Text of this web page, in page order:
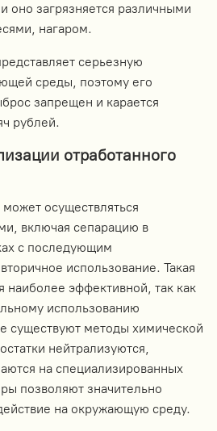
оно загрязняется различными
нагаром.
серьезную
среды, поэтому его
запрещен и карается
рублей.
отработанного
осуществляться
включая сепарацию в
с последующим
использование. Такая
наиболее эффективной, так как
использованию
существуют методы химической
нейтрализуются,
на специализированных
позволяют значительно
на окружающую среду.